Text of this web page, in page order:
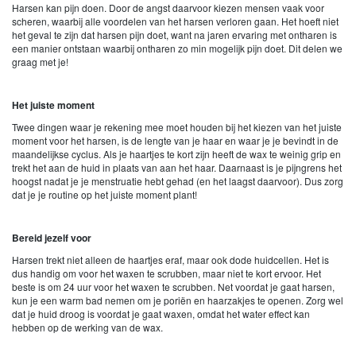
Harsen kan pijn doen. Door de angst daarvoor kiezen mensen vaak voor
scheren, waarbij alle voordelen van het harsen verloren gaan. Het hoeft niet
het geval te zijn dat harsen pijn doet, want na jaren ervaring met ontharen is
een manier ontstaan waarbij ontharen zo min mogelijk pijn doet. Dit delen we
graag met je!
Het juiste moment
Twee dingen waar je rekening mee moet houden bij het kiezen van het juiste
moment voor het harsen, is de lengte van je haar en waar je je bevindt in de
maandelijkse cyclus. Als je haartjes te kort zijn heeft de wax te weinig grip en
trekt het aan de huid in plaats van aan het haar. Daarnaast is je pijngrens het
hoogst nadat je je menstruatie hebt gehad (en het laagst daarvoor). Dus zorg
dat je je routine op het juiste moment plant!
Bereid jezelf voor
Harsen trekt niet alleen de haartjes eraf, maar ook dode huidcellen. Het is
dus handig om voor het waxen te scrubben, maar niet te kort ervoor. Het
beste is om 24 uur voor het waxen te scrubben. Net voordat je gaat harsen,
kun je een warm bad nemen om je poriën en haarzakjes te openen. Zorg wel
dat je huid droog is voordat je gaat waxen, omdat het water effect kan
hebben op de werking van de wax.